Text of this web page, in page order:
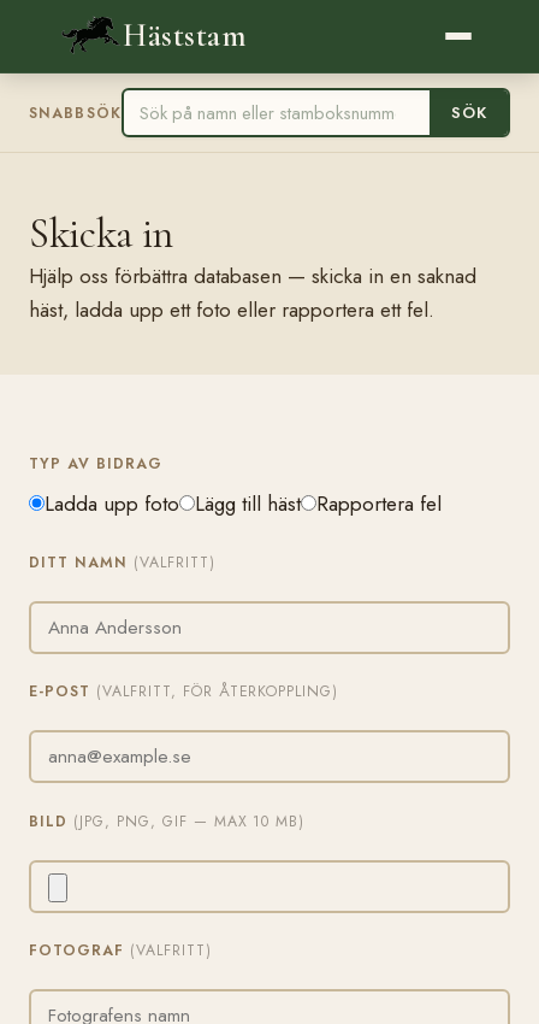
Häststam
SNABBSÖK SÖK
Skicka in
Hjälp oss förbättra databasen — skicka in en saknad
häst, ladda upp ett foto eller rapportera ett fel.
TYP AV BIDRAG
Ladda upp foto Lägg till häst Rapportera fel
DITT NAMN (VALFRITT)
E-POST (VALFRITT, FÖR ÅTERKOPPLING)
BILD (JPG, PNG, GIF — MAX 10 MB)
FOTOGRAF (VALFRITT)